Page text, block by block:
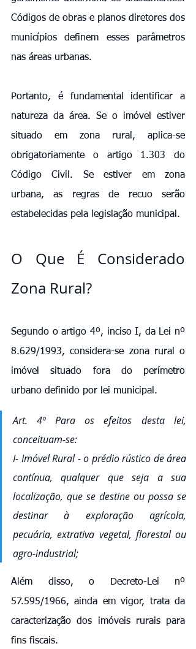
Códigos de obras e planos diretores dos
municípios definem esses parâmetros
nas áreas urbanas.
Portanto, é fundamental identificar a
natureza da área. Se o imóvel estiver
situado em zona rural, aplica-se
obrigatoriamente o artigo 1.303 do
Código Civil. Se estiver em zona
urbana, as regras de recuo serão
estabelecidas pela legislação municipal.
O Que É Considerado
Zona Rural?
Segundo o artigo 4º, inciso I, da Lei nº
8.629/1993, considera-se zona rural o
imóvel situado fora do perímetro
urbano definido por lei municipal.
Art. 4º Para os efeitos desta lei,
conceituam-se:
I- Imóvel Rural - o prédio rústico de área
contínua, qualquer que seja a sua
localização, que se destine ou possa se
destinar à exploração agrícola,
pecuária, extrativa vegetal, florestal ou
agro-industrial;
Além disso, o Decreto-Lei nº
57.595/1966, ainda em vigor, trata da
caracterização dos imóveis rurais para
fins fiscais.